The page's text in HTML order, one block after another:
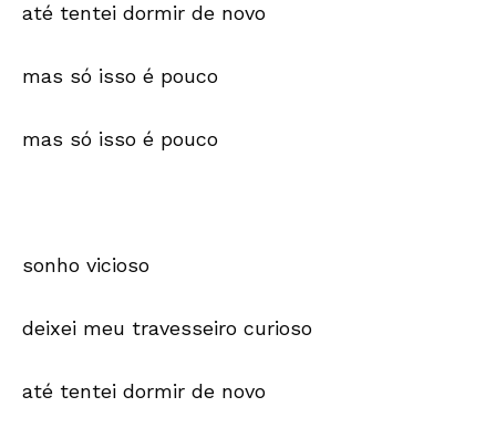
até tentei dormir de novo
mas só isso é pouco
mas só isso é pouco
sonho vicioso
deixei meu travesseiro curioso
até tentei dormir de novo